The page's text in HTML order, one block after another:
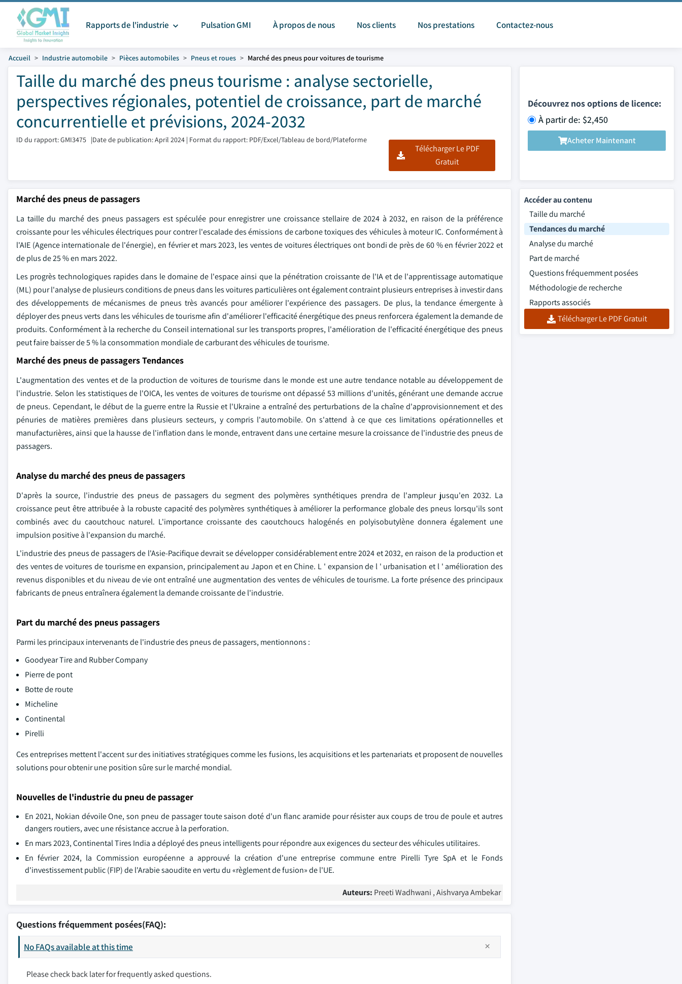
Rapports de l'industrie Pulsation GMI À propos de nous Nos clients Nos prestations Contactez-nous
Accueil Industrie automobile Pièces automobiles Pneus et roues Marché des pneus pour voitures de tourisme
Taille du marché des pneus tourisme : analyse sectorielle,
perspectives régionales, potentiel de croissance, part de marché
concurrentielle et prévisions, 2024-2032
ID du rapport: GMI3475 |Date de publication: April 2024 | Format du rapport: PDF/Excel/Tableau de bord/Plateforme
Télécharger Le PDF
Gratuit
Découvrez nos options de licence:
À partir de: $2,450
Acheter Maintenant
Marché des pneus de passagers
La taille du marché des pneus passagers est spéculée pour enregistrer une croissance stellaire de 2024 à 2032, en raison de la préférence
croissante pour les véhicules électriques pour contrer l'escalade des émissions de carbone toxiques des véhicules à moteur IC. Conformément à
l'AIE (Agence internationale de l'énergie), en février et mars 2023, les ventes de voitures électriques ont bondi de près de 60 % en février 2022 et
de plus de 25 % en mars 2022.
Les progrès technologiques rapides dans le domaine de l'espace ainsi que la pénétration croissante de l'IA et de l'apprentissage automatique
(ML) pour l'analyse de plusieurs conditions de pneus dans les voitures particulières ont également contraint plusieurs entreprises à investir dans
des développements de mécanismes de pneus très avancés pour améliorer l'expérience des passagers. De plus, la tendance émergente à
déployer des pneus verts dans les véhicules de tourisme afin d'améliorer l'efficacité énergétique des pneus renforcera également la demande de
produits. Conformément à la recherche du Conseil international sur les transports propres, l'amélioration de l'efficacité énergétique des pneus
peut faire baisser de 5 % la consommation mondiale de carburant des véhicules de tourisme.
Marché des pneus de passagers Tendances
L'augmentation des ventes et de la production de voitures de tourisme dans le monde est une autre tendance notable au développement de
l'industrie. Selon les statistiques de l'OICA, les ventes de voitures de tourisme ont dépassé 53 millions d'unités, générant une demande accrue
de pneus. Cependant, le début de la guerre entre la Russie et l'Ukraine a entraîné des perturbations de la chaîne d'approvisionnement et des
pénuries de matières premières dans plusieurs secteurs, y compris l'automobile. On s'attend à ce que ces limitations opérationnelles et
manufacturières, ainsi que la hausse de l'inflation dans le monde, entravent dans une certaine mesure la croissance de l'industrie des pneus de
passagers.
Analyse du marché des pneus de passagers
D'après la source, l'industrie des pneus de passagers du segment des polymères synthétiques prendra de l'ampleur jusqu'en 2032. La
croissance peut être attribuée à la robuste capacité des polymères synthétiques à améliorer la performance globale des pneus lorsqu'ils sont
combinés avec du caoutchouc naturel. L'importance croissante des caoutchoucs halogénés en polyisobutylène donnera également une
impulsion positive à l'expansion du marché.
L'industrie des pneus de passagers de l'Asie-Pacifique devrait se développer considérablement entre 2024 et 2032, en raison de la production et
des ventes de voitures de tourisme en expansion, principalement au Japon et en Chine. L ' expansion de l ' urbanisation et l ' amélioration des
revenus disponibles et du niveau de vie ont entraîné une augmentation des ventes de véhicules de tourisme. La forte présence des principaux
fabricants de pneus entraînera également la demande croissante de l'industrie.
Part du marché des pneus passagers
Parmi les principaux intervenants de l'industrie des pneus de passagers, mentionnons :
Goodyear Tire and Rubber Company
Pierre de pont
Botte de route
Micheline
Continental
Pirelli
Ces entreprises mettent l'accent sur des initiatives stratégiques comme les fusions, les acquisitions et les partenariats et proposent de nouvelles
solutions pour obtenir une position sûre sur le marché mondial.
Nouvelles de l'industrie du pneu de passager
En 2021, Nokian dévoile One, son pneu de passager toute saison doté d'un flanc aramide pour résister aux coups de trou de poule et autres
dangers routiers, avec une résistance accrue à la perforation.
En mars 2023, Continental Tires India a déployé des pneus intelligents pour répondre aux exigences du secteur des véhicules utilitaires.
En février 2024, la Commission européenne a approuvé la création d'une entreprise commune entre Pirelli Tyre SpA et le Fonds
d'investissement public (FIP) de l'Arabie saoudite en vertu du «règlement de fusion» de l'UE.
Auteurs: Preeti Wadhwani , Aishvarya Ambekar
Questions fréquemment posées(FAQ):
No FAQs available at this time
Please check back later for frequently asked questions.
Accéder au contenu
Taille du marché
Tendances du marché
Analyse du marché
Part de marché
Questions fréquemment posées
Méthodologie de recherche
Rapports associés
Télécharger Le PDF Gratuit